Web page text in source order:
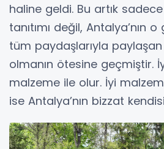
haline geldi. Bu artık sadece
tanıtımı değil, Antalya’nın
tüm paydaşlarıyla
olmanın ötesine geçmiştir.
malzeme ile olur. İyi
ise Antalya’nın bizzat